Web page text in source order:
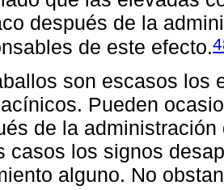
después de la
de este efecto.
son escasos los
Pueden
de la
casos los signos
alguno. No